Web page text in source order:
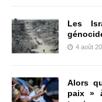
Les
4 août
Alors
paix »